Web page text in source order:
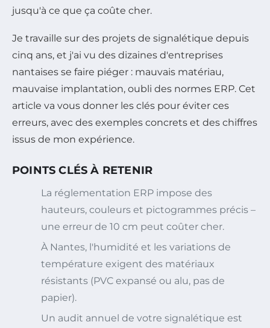
jusqu'à ce que ça coûte cher.
Je travaille sur des projets de signalétique depuis
cinq ans, et j'ai vu des dizaines d'entreprises
nantaises se faire piéger : mauvais matériau,
mauvaise implantation, oubli des normes ERP. Cet
article va vous donner les clés pour éviter ces
erreurs, avec des exemples concrets et des chiffres
issus de mon expérience.
POINTS CLÉS À RETENIR
La réglementation ERP impose des
hauteurs, couleurs et pictogrammes précis –
une erreur de 10 cm peut coûter cher.
À Nantes, l'humidité et les variations de
température exigent des matériaux
résistants (PVC expansé ou alu, pas de
papier).
Un audit annuel de votre signalétique est